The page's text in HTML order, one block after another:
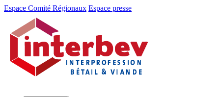
Aller
Aller
contenu
Espace Comité Régionaux Espace presse